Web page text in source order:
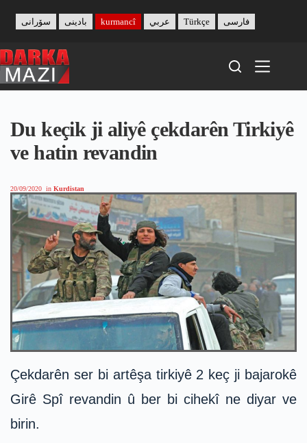
content
بادینی سۆرانی kurmancî عربي Türkçe فارسی
Du keçik ji aliyê çekdarên Tirkiyê
ve hatin revandin
20/09/2020 in Kurdistan
Çekdarên ser bi artêşa tirkiyê 2 keç ji bajarokê
Girê Spî revandin û ber bi cihekî ne diyar ve
birin.